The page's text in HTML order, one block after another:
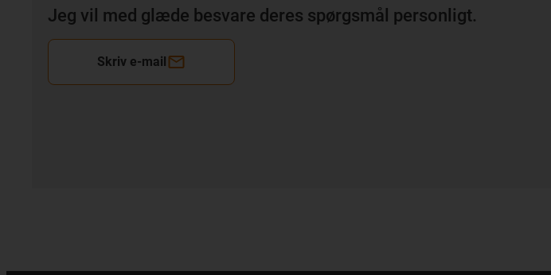
Jeg vil med glæde besvare deres spørgsmål personligt.
Skriv e-mail